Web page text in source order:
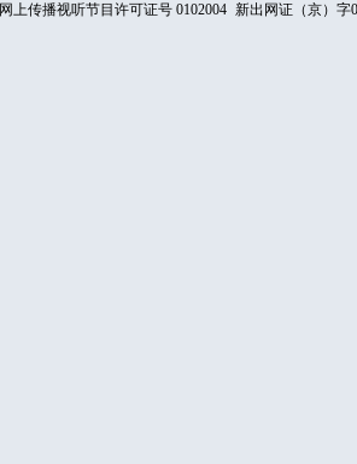
网上传播视听节目许可证号 0102004 新出网证（京）